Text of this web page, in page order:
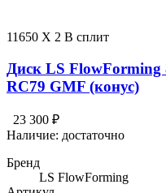
11650 X 2 В сплит
Диск LS FlowForming
RC79 GMF (конус)
23 300 ₽
Наличие: достаточно
Бренд
LS FlowForming